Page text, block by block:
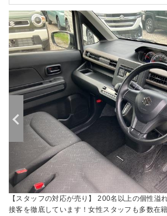
【親切・丁寧な接客】 お車のご購入が初めての
にも安心していただけるように専門スタッフが